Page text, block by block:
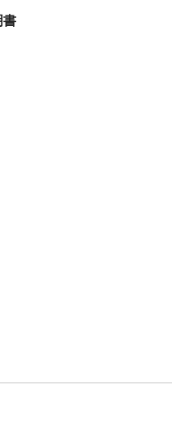
書